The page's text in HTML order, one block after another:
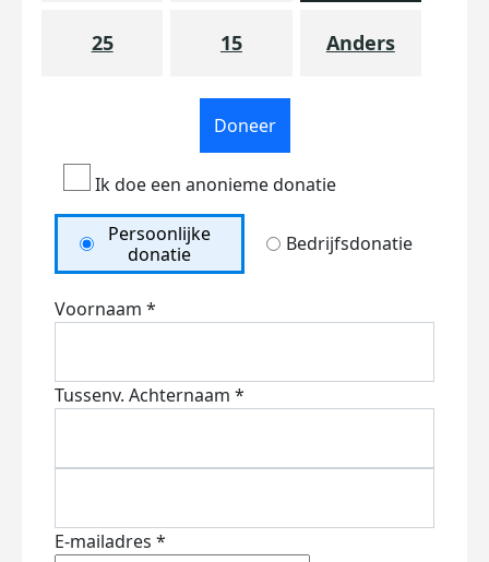
25 15 Anders
Doneer
Ik doe een anonieme donatie
Persoonlijke
donatie
Bedrijfsdonatie
Voornaam *
Tussenv. Achternaam *
E-mailadres *